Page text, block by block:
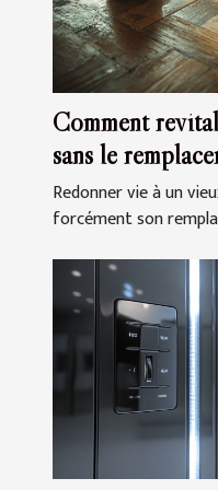
Comment
sans le
Redonner vie à un
forcément son